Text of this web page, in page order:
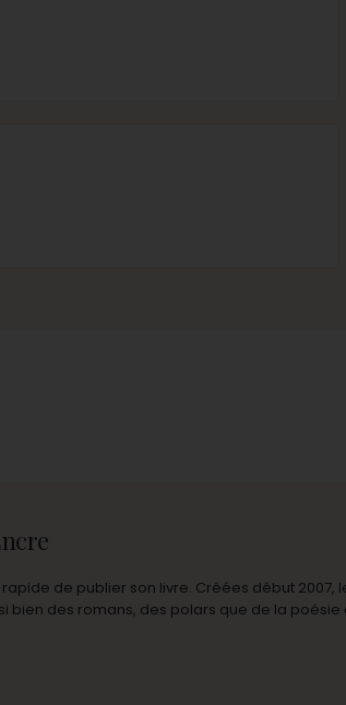
de publier son livre. Créées début 2007,
bien des romans, des polars que de la